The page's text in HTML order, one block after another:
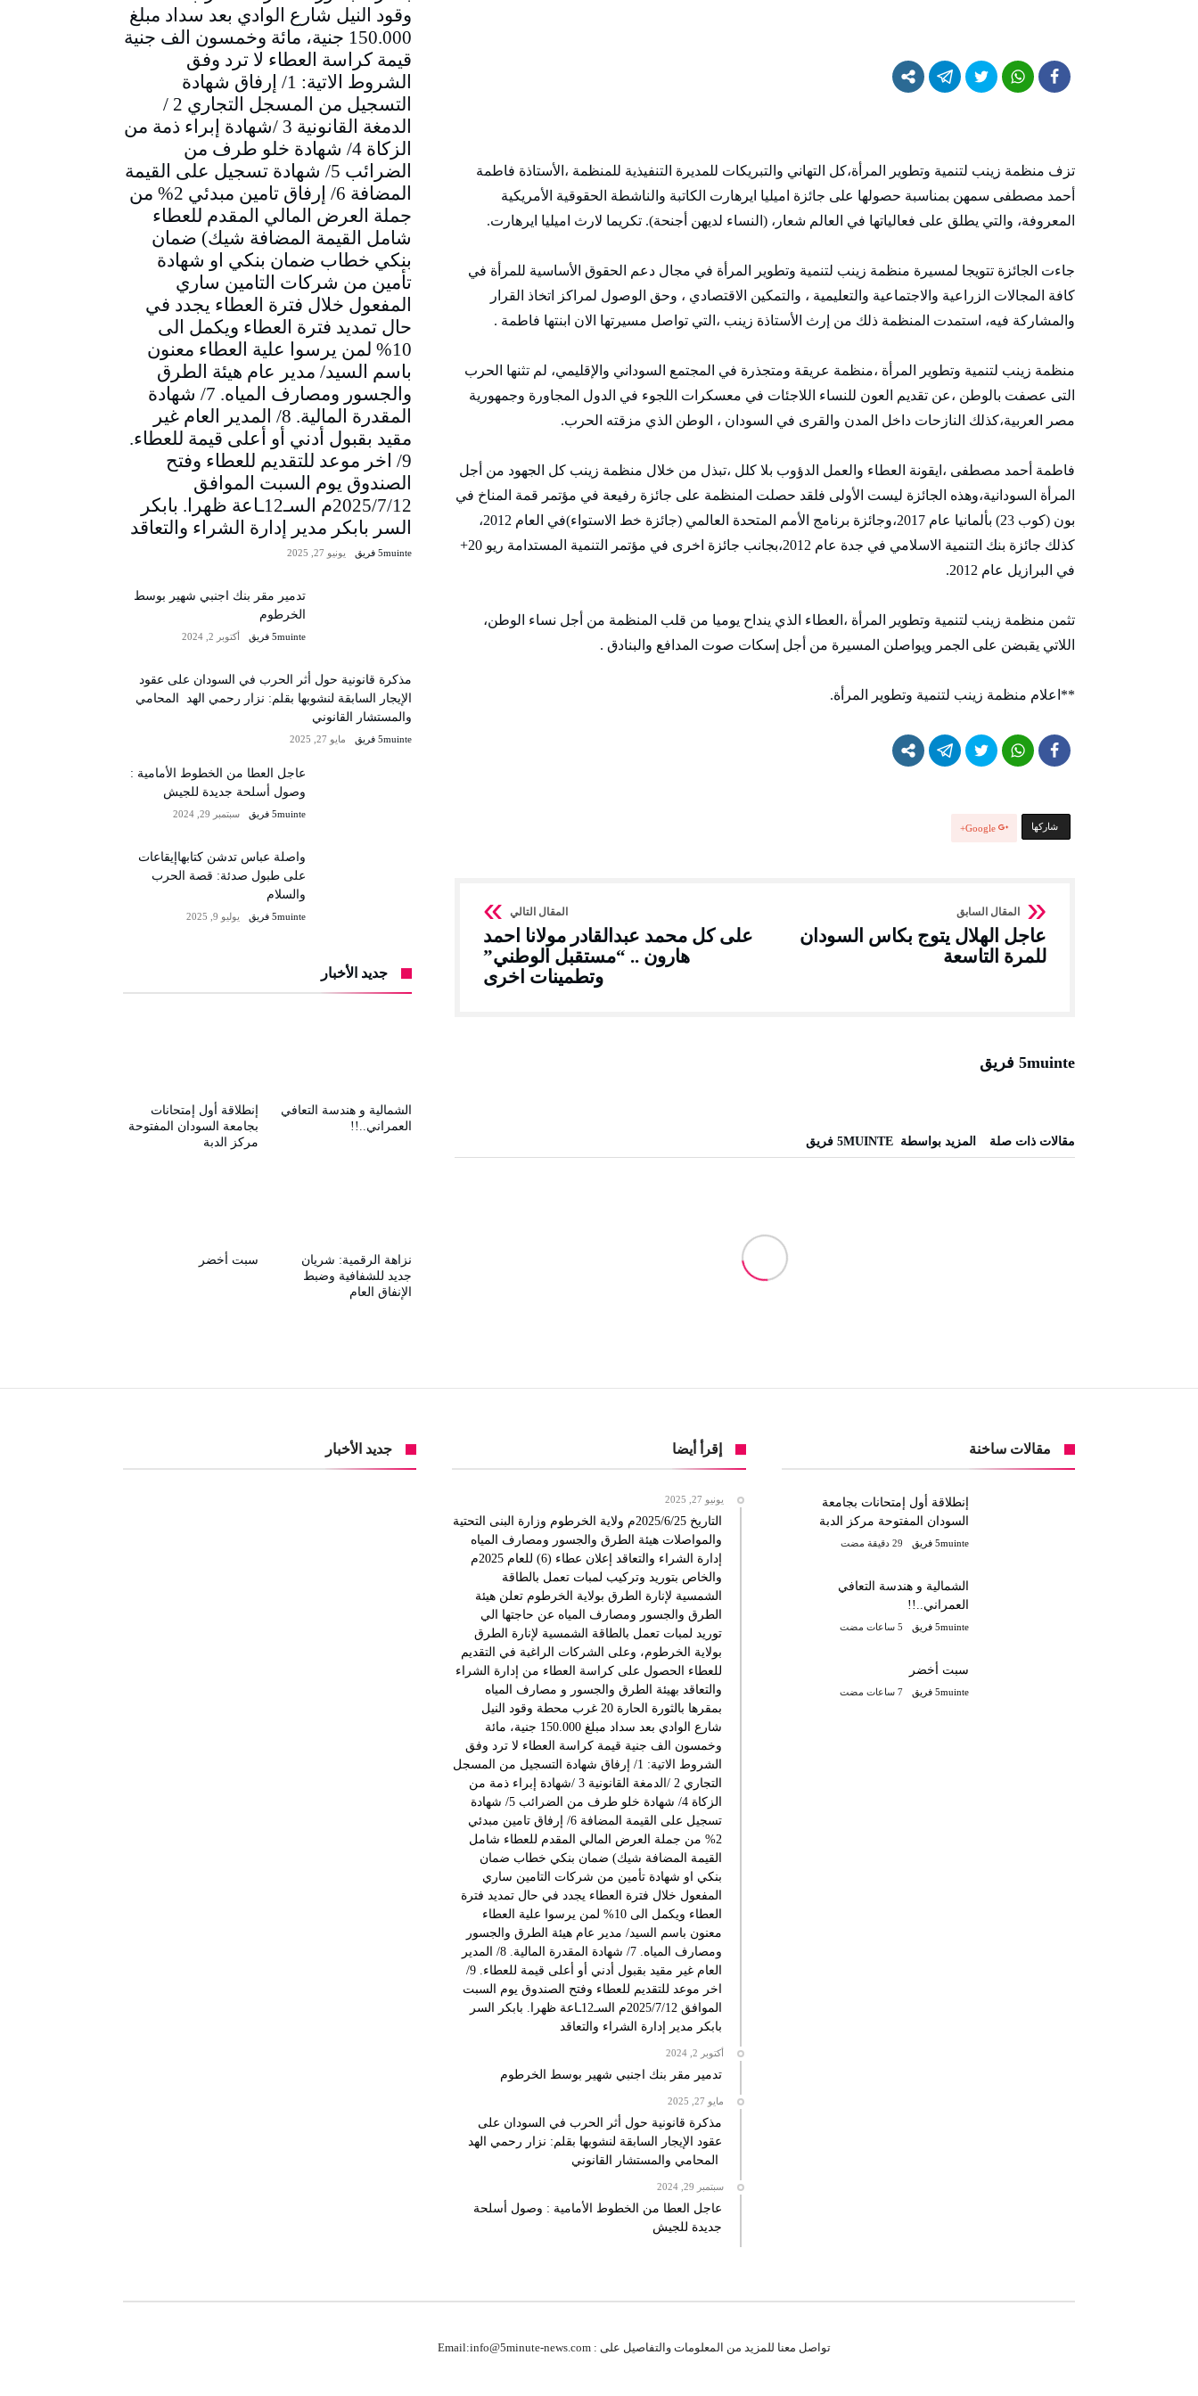
تزف منظمة زينب لتنمية وتطوير المرأة،كل التهاني والتبريكات للمديرة التنفيذية للمنظمة ،الأستاذة فاطمة
أحمد مصطفى سمهن بمناسبة حصولها على جائزة اميليا ايرهارت الكاتبة والناشطة الحقوقية الأمريكية
المعروفة، والتي يطلق على فعالياتها في العالم شعار، (النساء لديهن أجنحة). تكريما لارث اميليا ايرهارت.
جاءت الجائزة تتويجا لمسيرة منظمة زينب لتنمية وتطوير المرأة في مجال دعم الحقوق الأساسية للمرأة في
كافة المجالات الزراعية والاجتماعية والتعليمية ، والتمكين الاقتصادي ، وحق الوصول لمراكز اتخاذ القرار
والمشاركة فيه، استمدت المنظمة ذلك من إرث الأستاذة زينب ،التي تواصل مسيرتها الان ابنتها فاطمة .
منظمة زينب لتنمية وتطوير المرأة ،منظمة عريقة ومتجذرة في المجتمع السوداني والإقليمي، لم تثنها الحرب
التى عصفت بالوطن ،عن تقديم العون للنساء اللاجئات في معسكرات اللجوء في الدول المجاورة وجمهورية
مصر العربية،كذلك النازحات داخل المدن والقرى في السودان ، الوطن الذي مزقته الحرب.
فاطمة أحمد مصطفى ،ايقونة العطاء والعمل الدؤوب بلا كلل ،تبذل من خلال منظمة زينب كل الجهود من أجل
المرأة السودانية،وهذه الجائزة ليست الأولى فلقد حصلت المنظمة على جائزة رفيعة في مؤتمر قمة المناخ في
بون (كوب 23) بألمانيا عام 2017،وجائزة برنامج الأمم المتحدة العالمي (جائزة خط الاستواء)في العام 2012،
كذلك جائزة بنك التنمية الاسلامي في جدة عام 2012،بجانب جائزة اخرى في مؤتمر التنمية المستدامة ريو 20+
في البرازيل عام 2012.
تثمن منظمة زينب لتنمية وتطوير المرأة ،العطاء الذي ينداح يوميا من قلب المنظمة من أجل نساء الوطن،
اللاتي يقبضن على الجمر ويواصلن المسيرة من أجل إسكات صوت المدافع والبنادق .
**اعلام منظمة زينب لتنمية وتطوير المرأة.
‫‫ شاركها‬ Google+
عاجل الهلال يتوج بكاس السودان
للمرة التاسعة
على كل محمد عبدالقادر مولانا احمد
هارون .. “مستقبل الوطني”
وتطمينات اخرى
5muinte فريق
‫مقالات ذات صلة‬ ‫‫المزيد بواسطة‬ ‬ 5MUINTE فريق
وقود النيل شارع الوادي بعد سداد مبلغ
150.000 جنية، مائة وخمسون الف جنية
قيمة كراسة العطاء لا ترد وفق
الشروط الاتية: 1/ إرفاق شهادة
التسجيل من المسجل التجاري 2 /
الدمغة القانونية 3 /شهادة إبراء ذمة من
الزكاة 4/ شهادة خلو طرف من
الضرائب 5/ شهادة تسجيل على القيمة
المضافة 6/ إرفاق تامين مبدئي 2% من
جملة العرض المالي المقدم للعطاء
شامل القيمة المضافة شيك) ضمان
بنكي خطاب ضمان بنكي او شهادة
تأمين من شركات التامين ساري
المفعول خلال فترة العطاء يجدد في
حال تمديد فترة العطاء ويكمل الى
10% لمن يرسوا علية العطاء معنون
باسم السيد/ مدير عام هيئة الطرق
والجسور ومصارف المياه. 7/ شهادة
المقدرة المالية. 8/ المدير العام غير
مقيد بقبول أدني أو أعلى قيمة للعطاء.
9/ اخر موعد للتقديم للعطاء وفتح
الصندوق يوم السبت الموافق
2025/7/12م السـ12ـاعة ظهرا. بابكر
السر بابكر مدير إدارة الشراء والتعاقد
5muinte فريق يونيو 27, 2025
تدمير مقر بنك اجنبي شهير بوسط
الخرطوم
5muinte فريق أكتوبر 2, 2024
مذكرة قانونية حول أثر الحرب في السودان على عقود
الإيجار السابقة لنشوبها بقلم: نزار رحمي الهد المحامي
والمستشار القانوني
5muinte فريق مايو 27, 2025
عاجل العطا من الخطوط الأمامية :
وصول أسلحة جديدة للجيش
5muinte فريق سبتمبر 29, 2024
واصلة عباس تدشن كتابهاإيقاعات
على طبول صدئة: قصة الحرب
والسلام
5muinte فريق يوليو 9, 2025
جديد الأخبار
إنطلاقة أول إمتحانات
بجامعة السودان المفتوحة
مركز الدبة
الشمالية و هندسة التعافي
العمراني..!!
سبت أخضر
نزاهة الرقمية: شريان
جديد للشفافية وضبط
الإنفاق العام
مقالات ساخنة
إنطلاقة أول إمتحانات بجامعة
السودان المفتوحة مركز الدبة
5muinte فريق
الشمالية و هندسة التعافي
العمراني..!!
5muinte فريق
سبت أخضر
5muinte فريق
إقرأ أيضا
يونيو 27, 2025
التاريخ 2025/6/25م ولاية الخرطوم وزارة البنى التحتية
والمواصلات هيئة الطرق والجسور ومصارف المياه
إدارة الشراء والتعاقد إعلان عطاء (6) للعام 2025م
والخاص بتوريد وتركيب لمبات تعمل بالطاقة
الشمسية لإنارة الطرق بولاية الخرطوم تعلن هيئة
الطرق والجسور ومصارف المياه عن حاجتها الي
توريد لمبات تعمل بالطاقة الشمسية لإنارة الطرق
بولاية الخرطوم، وعلى الشركات الراغبة في التقديم
للعطاء الحصول على كراسة العطاء من إدارة الشراء
والتعاقد بهيئة الطرق والجسور و مصارف المياه
بمقرها بالثورة الحارة 20 غرب محطة وقود النيل
شارع الوادي بعد سداد مبلغ 150.000 جنية، مائة
وخمسون الف جنية قيمة كراسة العطاء لا ترد وفق
الشروط الاتية: 1/ إرفاق شهادة التسجيل من المسجل
التجاري 2 /الدمغة القانونية 3 /شهادة إبراء ذمة من
الزكاة 4/ شهادة خلو طرف من الضرائب 5/ شهادة
تسجيل على القيمة المضافة 6/ إرفاق تامين مبدئي
2% من جملة العرض المالي المقدم للعطاء شامل
القيمة المضافة شيك) ضمان بنكي خطاب ضمان
بنكي او شهادة تأمين من شركات التامين ساري
المفعول خلال فترة العطاء يجدد في حال تمديد فترة
العطاء ويكمل الى 10% لمن يرسوا علية العطاء
معنون باسم السيد/ مدير عام هيئة الطرق والجسور
ومصارف المياه. 7/ شهادة المقدرة المالية. 8/ المدير
العام غير مقيد بقبول أدني أو أعلى قيمة للعطاء. 9/
اخر موعد للتقديم للعطاء وفتح الصندوق يوم السبت
الموافق 2025/7/12م السـ12ـاعة ظهرا. بابكر السر
بابكر مدير إدارة الشراء والتعاقد
أكتوبر 2, 2024
تدمير مقر بنك اجنبي شهير بوسط الخرطوم
مايو 27, 2025
مذكرة قانونية حول أثر الحرب في السودان على
عقود الإيجار السابقة لنشوبها بقلم: نزار رحمي الهد
المحامي والمستشار القانوني
سبتمبر 29, 2024
عاجل العطا من الخطوط الأمامية : وصول أسلحة
جديدة للجيش
جديد الأخبار
تواصل معنا للمزيد من المعلومات والتفاصيل على : Email:info@5minute-news.com